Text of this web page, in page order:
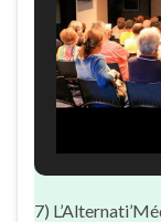
7)